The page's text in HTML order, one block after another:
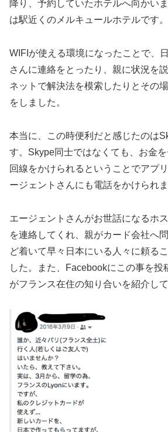
降り、予約していたホテルへ向かい
は駅近くのメルキュールホテルです。
WIFIが使える環境になったことで、
さんに連絡をとったり、親に状況を
ネットで解決法を模索したりとその
をしました。
本当に、この時便利だと感じたのは
す。Skype同士ではなくても、お金
回線をかけられるということでアプ
ージェントさんにも電話をかけられま
エージェントさんがお世話になるホ
を連絡してくれ、親がカード会社へ
ど着いて早々日本にいる人々に頼る
した。また、Facebookにこの事を投
がフランス在住の知り合いを紹介して